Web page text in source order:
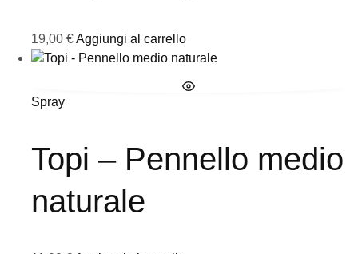
19,00 €Aggiungi al carrello
Spray
Topi – Pennello medio
naturale